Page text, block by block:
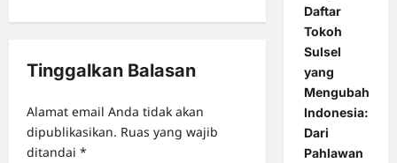
i
a
i
o
Tinggalkan Balasan
Alamat email Anda tidak akan
dipublikasikan. Ruas yang wajib
ditandai *
Daftar
Tokoh
Sulsel
yang
Mengubah
Indonesia:
Dari
Pahlawan